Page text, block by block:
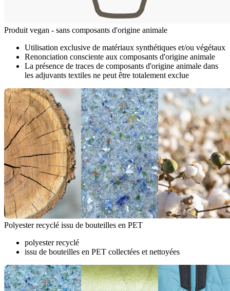
Produit vegan - sans composants d'origine animale
Utilisation exclusive de matériaux synthétiques et/ou végétaux
Renonciation consciente aux composants d'origine animale
La présence de traces de composants d'origine animale dans
les adjuvants textiles ne peut être totalement exclue
Polyester recyclé issu de bouteilles en PET
polyester recyclé
issu de bouteilles en PET collectées et nettoyées